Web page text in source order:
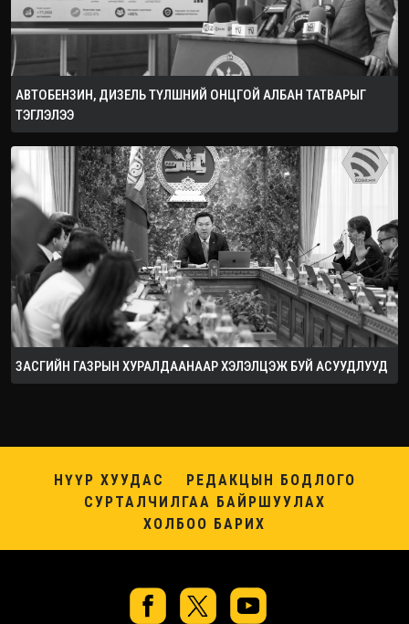
АВТОБЕНЗИН, ДИЗЕЛЬ ТҮЛШНИЙ ОНЦГОЙ АЛБАН ТАТВАРЫГ
ТЭГЛЭЛЭЭ
ЗАСГИЙН ГАЗРЫН ХУРАЛДААНААР ХЭЛЭЛЦЭЖ БУЙ АСУУДЛУУД
НҮҮР ХУУДАС
РЕДАКЦЫН БОДЛОГО
СУРТАЛЧИЛГАА БАЙРШУУЛАХ
ХОЛБОО БАРИХ